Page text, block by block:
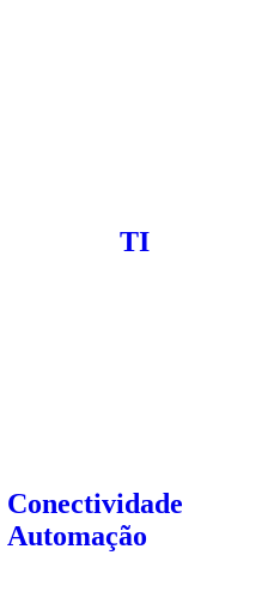
TI
Conectividade
Automação